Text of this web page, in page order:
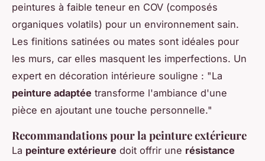
peintures à faible teneur en COV (composés
organiques volatils) pour un environnement sain.
Les finitions satinées ou mates sont idéales pour
les murs, car elles masquent les imperfections. Un
expert en décoration intérieure souligne : "La
peinture adaptée transforme l'ambiance d'une
pièce en ajoutant une touche personnelle."
Recommandations pour la peinture extérieure
La peinture extérieure doit offrir une résistance